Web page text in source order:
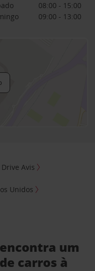
08:00 - 15:00
09:00 - 13:00
Drive Avis
Unidos
um
carros à